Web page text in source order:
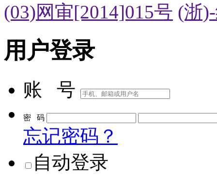
(03)网审[2014]015号 (浙
用户登录
账 号
密 码
忘记密码？
自动登录